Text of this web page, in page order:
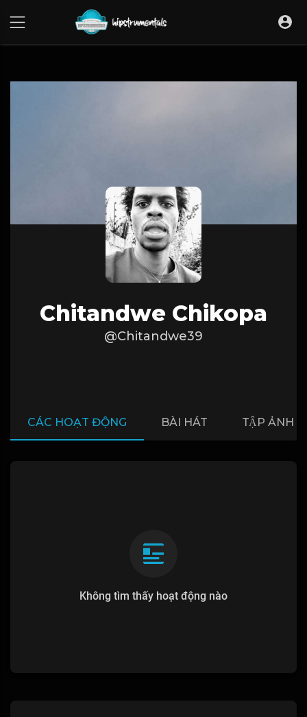
Chitandwe Chikopa
@Chitandwe39
CÁC HOẠT ĐỘNG BÀI HÁT TẬP ẢNH
Không tìm thấy hoạt động nào